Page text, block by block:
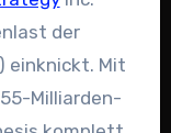
der
einknickt. Mit
Milliarden-